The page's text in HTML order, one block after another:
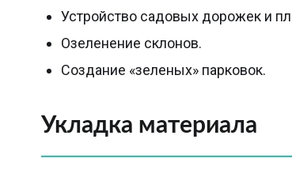
Устройство садовых дорожек и
Озеленение склонов.
Создание «зеленых» парковок.
Укладка материала